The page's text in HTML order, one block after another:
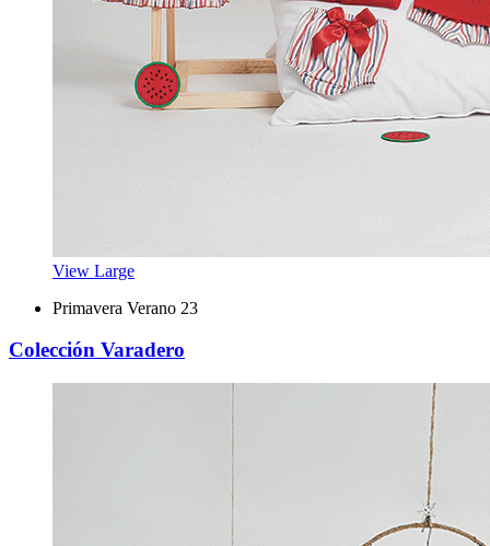
View Large
Primavera Verano 23
Colección Varadero